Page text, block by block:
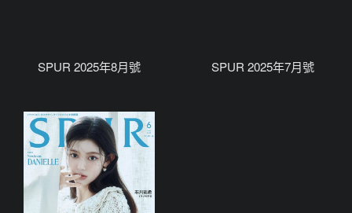
SPUR 2025年8月號 SPUR 2025年7月號